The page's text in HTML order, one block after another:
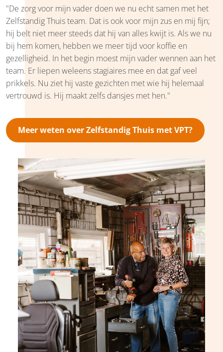
"De zorg voor mijn vader doen we nu echt samen met het
Zelfstandig Thuis team. Dat is ook voor mijn zus en mij fijn;
hij belt niet meer steeds dat hij van alles kwijt is. Als we nu
bij hem komen, hebben we meer tijd voor koffie en
gezelligheid. In het begin moest mijn vader wennen aan het
team. Er liepen weleens stagiaires mee en dat gaf veel
prikkels. Nu ziet hij vaste gezichten met wie hij helemaal
vertrouwd is. Hij maakt zelfs dansjes met hen."
Meer weten over Zelfstandig Thuis met VPT?